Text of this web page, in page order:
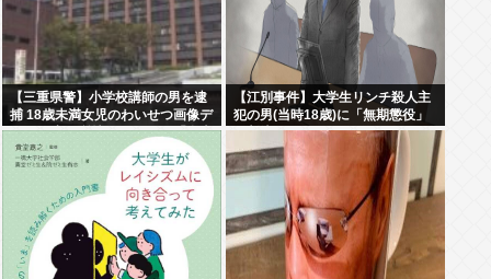
【三重県警】小学校講師の男を逮
捕 18歳未満女児のわいせつ画像デ
ータ10点を所持 アメリカの「全米
行方不明・被児童搾取センター」
から情報提供
【江別事件】大学生リンチ殺人主
犯の男(当時18歳)に「無期懲役」
の判決